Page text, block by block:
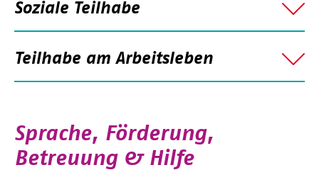
Soziale Teilhabe
Teilhabe am Arbeitsleben
Sprache, Förderung,
Betreuung & Hilfe